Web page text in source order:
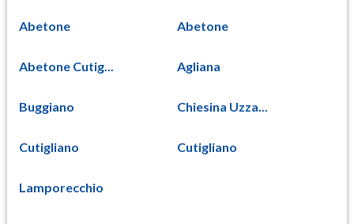
Abetone Abetone
Abetone Cutig... Agliana
Buggiano Chiesina Uzza...
Cutigliano Cutigliano
Lamporecchio